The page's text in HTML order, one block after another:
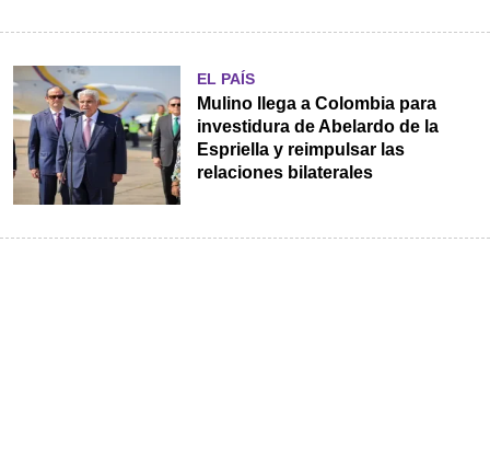
EL PAÍS
Mulino llega a Colombia para
investidura de Abelardo de la
Espriella y reimpulsar las
relaciones bilaterales